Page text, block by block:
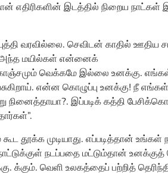
எதிரிகளின் இடத்தில் நிறைய நாட்கள்
வரவில்லை. செவிடன் காதில் ஊதிய
மயில்கள் என்னைக்
வெக்கமே இல்லை உனக்கு.
என்ன கொழுப்பு உனக்கு! நீ எங்கள்
நினைத்தாயா?. இப்படிக் கத்தி
தூக்க முடியாது. எப்படித்தான் உங்கள்
நடப்பதை மட்டும்தான் உனக்குத்
க்கும். வெளி உலகத்தைப் பற்றித்